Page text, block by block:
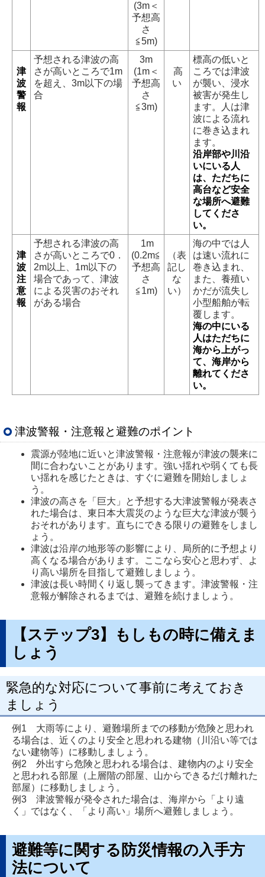
(3m＜
予想高
さ
≦5m)
津
波
警
報
予想される津波の高
さが高いところで1m
を超え、3m以下の場
合
3m
(1m＜
予想高
さ
≦3m)
高
い
標高の低いと
ころでは津波
が襲い、浸水
被害が発生し
ます。人は津
波による流れ
に巻き込まれ
ます。
沿岸部や川沿
いにいる人
は、ただちに
高台など安全
な場所へ避難
してくださ
い。
津
波
注
意
報
予想される津波の高
さが高いところで0．
2m以上、1m以下の
場合であって、津波
による災害のおそれ
がある場合
1m
(0.2m≦
予想高
さ
≦1m)
（表
記し
な
い）
海の中では人
は速い流れに
巻き込まれ、
また、養殖い
かだが流失し
小型船舶が転
覆します。
海の中にいる
人はただちに
海から上がっ
て、海岸から
離れてくださ
い。
津波警報・注意報と避難のポイント
震源が陸地に近いと津波警報・注意報が津波の襲来に
間に合わないことがあります。強い揺れや弱くても長
い揺れを感じたときは、すぐに避難を開始しましょ
う。
津波の高さを「巨大」と予想する大津波警報が発表さ
れた場合は、東日本大震災のような巨大な津波が襲う
おそれがあります。直ちにできる限りの避難をしまし
ょう。
津波は沿岸の地形等の影響により、局所的に予想より
高くなる場合があります。ここなら安心と思わず、よ
り高い場所を目指して避難しましょう。
津波は長い時間くり返し襲ってきます。津波警報・注
意報が解除されるまでは、避難を続けましょう。
【ステップ3】もしもの時に備えま
しょう
緊急的な対応について事前に考えておき
ましょう
例1 大雨等により、避難場所までの移動が危険と思われ
る場合は、近くのより安全と思われる建物（川沿い等では
ない建物等）に移動しましょう。
例2 外出すら危険と思われる場合は、建物内のより安全
と思われる部屋（上層階の部屋、山からできるだけ離れた
部屋）に移動しましょう。
例3 津波警報が発令された場合は、海岸から「より遠
く」ではなく、「より高い」場所へ避難しましょう。
避難等に関する防災情報の入手方
法について